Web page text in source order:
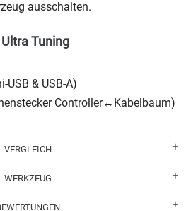
ausschalten.
Tuning
USB & USB-A)
Controller↔Kabelbaum)
VERGLEICH
WERKZEUG